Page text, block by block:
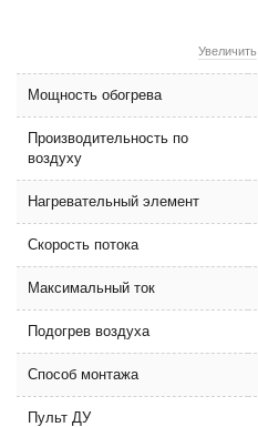
Увеличить
Мощность обогрева
Производительность по
воздуху
Нагревательный элемент
Скорость потока
Максимальный ток
Подогрев воздуха
Способ монтажа
Пульт ДУ